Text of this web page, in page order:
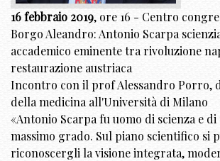
16 febbraio 2019, ore 16 - Centro
Borgo Aleandro: Antonio Scarpa
accademico eminente tra rivoluzione
restaurazione austriaca
Incontro con il prof Alessandro Porro,
della medicina all'Università di Milano
«Antonio Scarpa fu uomo di scienza e
massimo grado. Sul piano scientifico si
riconoscergli la visione integrata,